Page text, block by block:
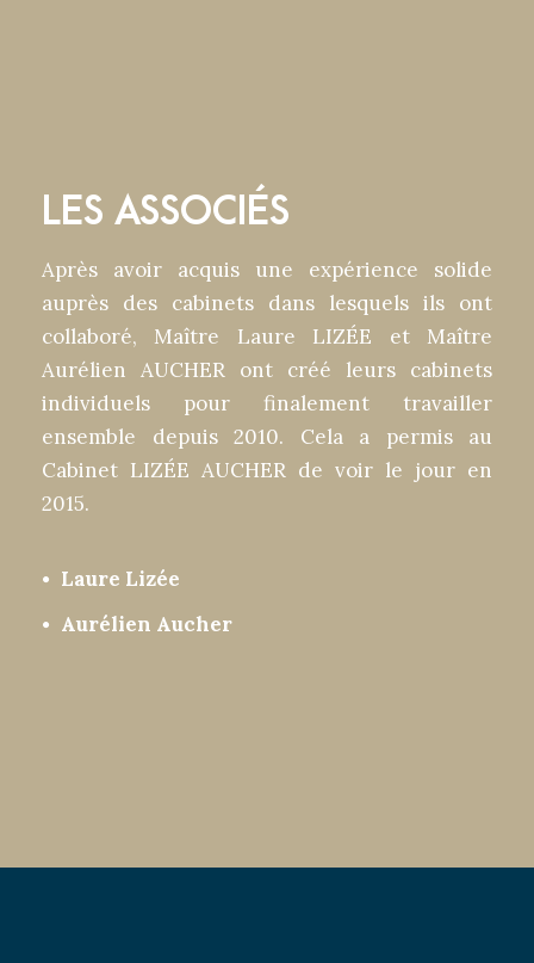
LES ASSOCIÉS
Après avoir acquis une expérience solide
auprès des cabinets dans lesquels ils ont
collaboré, Maître Laure LIZÉE et Maître
Aurélien AUCHER ont créé leurs cabinets
individuels pour finalement travailler
ensemble depuis 2010. Cela a permis au
Cabinet LIZÉE AUCHER de voir le jour en
2015.
Laure Lizée
Aurélien Aucher